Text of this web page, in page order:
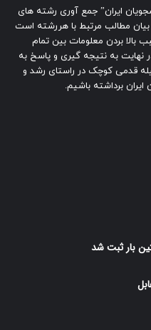
ایران” جمع آوری رشته های
مطالب مرتبط با هررشته است
بالا بردن معلومات بین تمام
نهایت به نتیجه گیری و پاسخ به
قدمی کوچک در راستای رشد و
برداشته باشیم.